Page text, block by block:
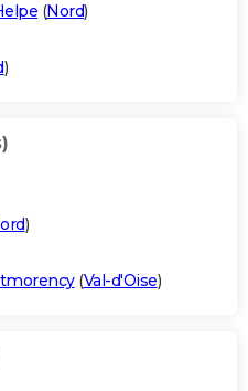
(Nord)
)
)
(Val-d'Oise)